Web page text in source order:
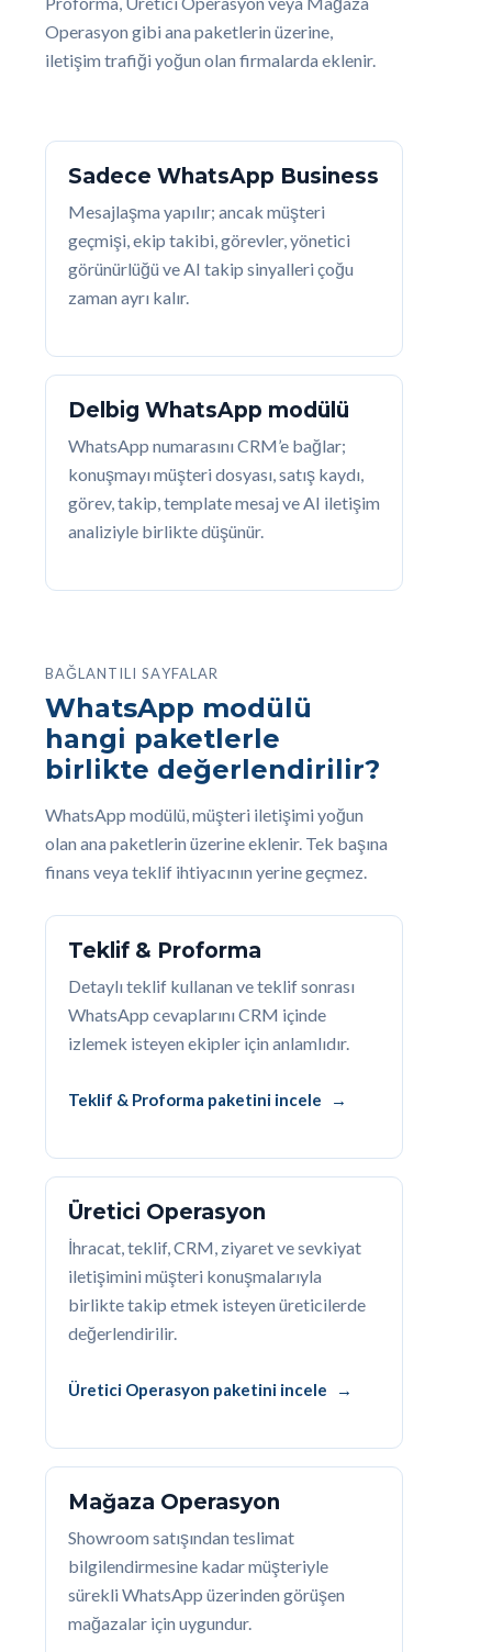
Operasyon gibi ana paketlerin üzerine,
iletişim trafiği yoğun olan firmalarda eklenir.
Sadece WhatsApp Business
Mesajlaşma yapılır; ancak müşteri
geçmişi, ekip takibi, görevler, yönetici
görünürlüğü ve AI takip sinyalleri çoğu
zaman ayrı kalır.
Delbig WhatsApp modülü
WhatsApp numarasını CRM’e bağlar;
konuşmayı müşteri dosyası, satış kaydı,
görev, takip, template mesaj ve AI iletişim
analiziyle birlikte düşünür.
BAĞLANTILI SAYFALAR
WhatsApp modülü
hangi paketlerle
birlikte değerlendirilir?
WhatsApp modülü, müşteri iletişimi yoğun
olan ana paketlerin üzerine eklenir. Tek başına
finans veya teklif ihtiyacının yerine geçmez.
Teklif & Proforma
Detaylı teklif kullanan ve teklif sonrası
WhatsApp cevaplarını CRM içinde
izlemek isteyen ekipler için anlamlıdır.
Teklif & Proforma paketini incele
Üretici Operasyon
İhracat, teklif, CRM, ziyaret ve sevkiyat
iletişimini müşteri konuşmalarıyla
birlikte takip etmek isteyen üreticilerde
değerlendirilir.
Üretici Operasyon paketini incele
Mağaza Operasyon
Showroom satışından teslimat
bilgilendirmesine kadar müşteriyle
sürekli WhatsApp üzerinden görüşen
mağazalar için uygundur.